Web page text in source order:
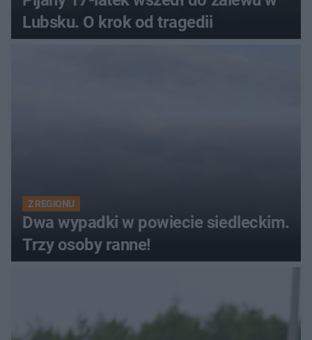
Lubsku. O krok od tragedii
Z REGIONU
Dwa wypadki w powiecie siedleckim.
Trzy osoby ranne!